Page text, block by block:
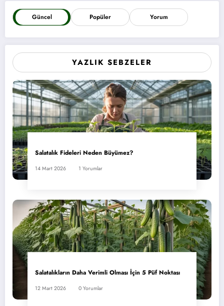
Güncel Popüler Yorum
YAZLIK SEBZELER
Salatalık Fideleri Neden Büyümez?
14 Mart 2026 1 Yorumlar
Salatalıkların Daha Verimli Olması İçin 5 Püf Noktası
12 Mart 2026 0 Yorumlar